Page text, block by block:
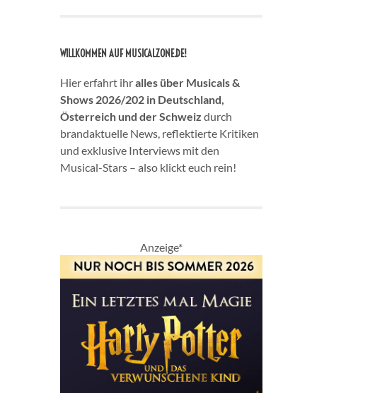
WILLKOMMEN AUF MUSICALZONE.DE!
Hier erfahrt ihralles über Musicals &
Shows 2026/202 in Deutschland,
Österreich und der Schweiz durch
brandaktuelle News, reflektierte Kritiken
und exklusive Interviews mit den
Musical-Stars – also klickt euch rein!
Anzeige*